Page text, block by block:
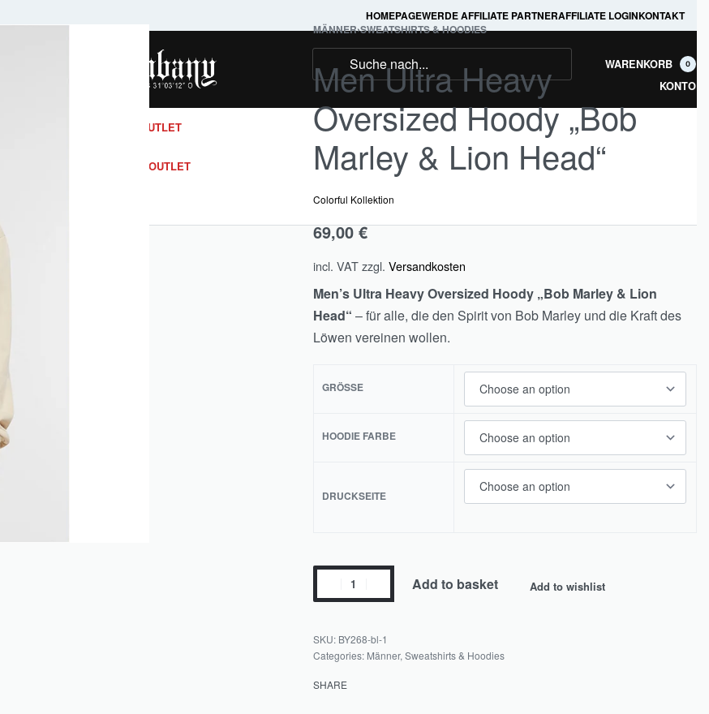
HOMEPAGEWERDE AFFILIATE PARTNERAFFILIATE LOGINKONTAKT
WARENKORB 0
KONTO
OUTLET
OUTLET
MÄNNER›SWEATSHIRTS & HOODIES
Men Ultra Heavy
Oversized Hoody „Bob
Marley & Lion Head“
Colorful Kollektion
69,00€
incl. VATzzgl. Versandkosten
Men’s Ultra Heavy Oversized Hoody „Bob Marley & Lion
Head“ – für alle, die den Spirit von Bob Marley und die Kraft des
Löwen vereinen wollen.
GRÖSSE
HOODIE FARBE
DRUCKSEITE
Add to basket Add to wishlist
BY268-bl-1
Categories: Männer, Sweatshirts & Hoodies
SHARE
Facebook
TikTok